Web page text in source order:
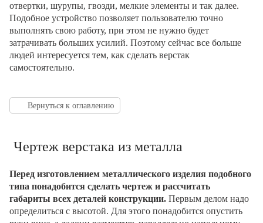
отвертки, шурупы, гвозди, мелкие элементы и так далее.
Подобное устройство позволяет пользователю точно
выполнять свою работу, при этом не нужно будет
затрачивать больших усилий. Поэтому сейчас все больше
людей интересуется тем, как сделать верстак
самостоятельно.
Вернуться к оглавлению
Чертеж верстака из металла
Перед изготовлением металлического изделия подобного
типа понадобится сделать чертеж и рассчитать
габариты всех деталей конструкции. Первым делом надо
определиться с высотой. Для этого понадобится опустить